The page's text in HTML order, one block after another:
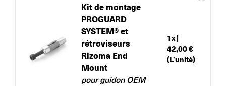
Kit de montage
PROGUARD
SYSTEM® et
rétroviseurs
Rizoma End
Mount
pour guidon OEM
1x |
42,00 €
(L’unité)